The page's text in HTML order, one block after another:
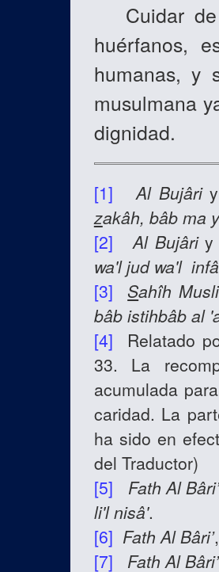
Cuidar de
huérfanos,
humanas, y
musulmana
dignidad.
[1] Al Bujâri
zakâh, bâb ma
[2]
Al Bujâri
wa'l jud wa'l
[3]
Sahîh
bâb istihbâb al
[4] Relatado
33. La
acumulada
caridad. La
ha sido en
del Traductor)
[5]
Fath Al
li'l nisâ'.
[6] Fath Al Bâri’
[7]
Fath Al Bâri’